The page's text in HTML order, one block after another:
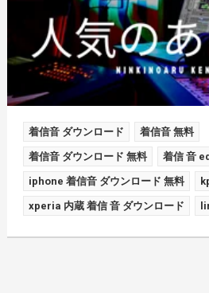
着信音 ダウンロード 着信音 無料
着信音 ダウンロード 無料 着信 音
iphone 着信音 ダウンロード 無料
xperia 内蔵 着信 音 ダウンロード